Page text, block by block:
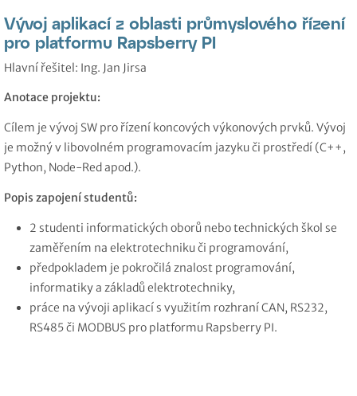
Vývoj aplikací z oblasti průmyslového řízení
pro platformu Rapsberry PI
Hlavní řešitel: Ing. Jan Jirsa
Anotace projektu:
Cílem je vývoj SW pro řízení koncových výkonových prvků. Vývoj
je možný v libovolném programovacím jazyku či prostředí (C++,
Python, Node-Red apod.).
Popis zapojení studentů:
2 studenti informatických oborů nebo technických škol se
zaměřením na elektrotechniku či programování,
předpokladem je pokročilá znalost programování,
informatiky a základů elektrotechniky,
práce na vývoji aplikací s využitím rozhraní CAN, RS232,
RS485 či MODBUS pro platformu Rapsberry PI.